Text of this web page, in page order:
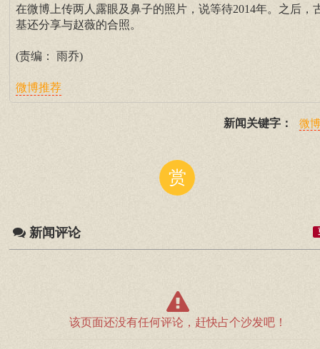
在微博上传两人露眼及鼻子的照片，说等待2014年。之后，
基还分享与赵薇的合照。
(责编： 雨乔)
微博推荐
新闻关键字： 微
赏
新闻评论
该页面还没有任何评论，赶快占个沙发吧！